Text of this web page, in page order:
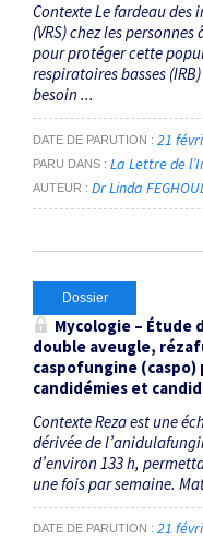
Contexte Le fardeau
(VRS) chez les
pour protéger cette
respiratoires basses
besoin ...
DATE DE PARUTION 21
PARU DANS La Lettre de
AUTEUR Dr Linda
Dossier
Mycologie – Étude
double aveugle,
caspofungine
candidémies et
Contexte Reza est une
dérivée de
d’environ 133 h,
une fois par semaine.
DATE DE PARUTION 21